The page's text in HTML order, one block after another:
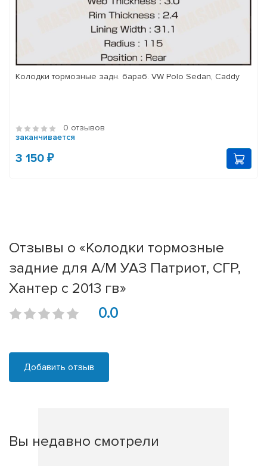
Колодки тормозные задн. бараб. VW Polo Sedan, Caddy
0 отзывов
заканчивается
3 150 ₽
Отзывы о «Колодки тормозные
задние для А/М УАЗ Патриот, СГР,
Хантер с 2013 гв»
0.0
Добавить отзыв
Вы недавно смотрели